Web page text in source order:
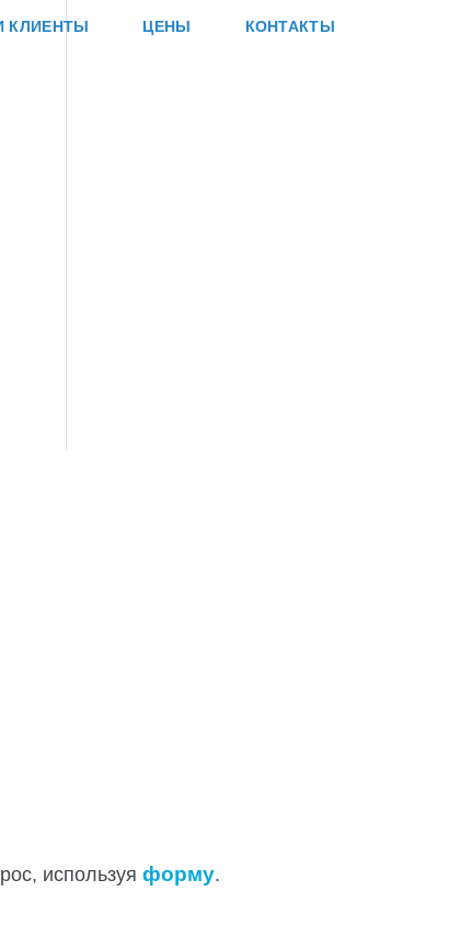
КЛИЕНТЫ ЦЕНЫ КОНТАКТЫ
используя форму.